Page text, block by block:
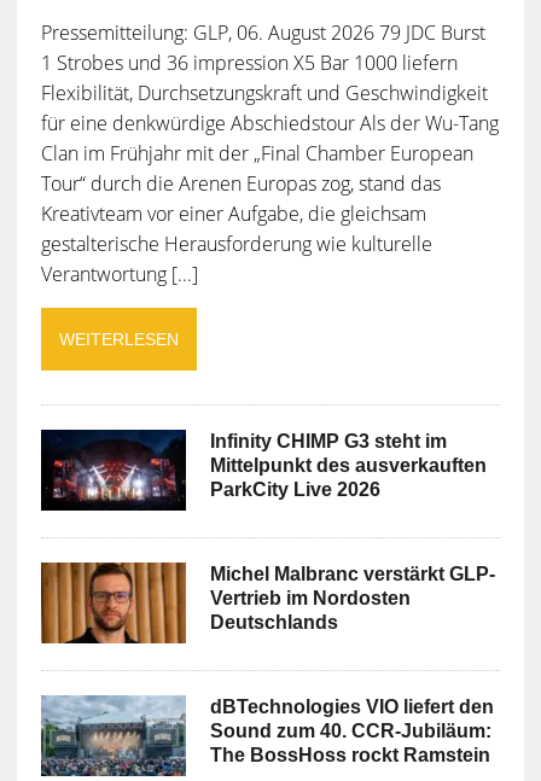
Pressemitteilung: GLP, 06. August 2026 79 JDC Burst
1 Strobes und 36 impression X5 Bar 1000 liefern
Flexibilität, Durchsetzungskraft und Geschwindigkeit
für eine denkwürdige Abschiedstour Als der Wu-Tang
Clan im Frühjahr mit der „Final Chamber European
Tour“ durch die Arenen Europas zog, stand das
Kreativteam vor einer Aufgabe, die gleichsam
gestalterische Herausforderung wie kulturelle
Verantwortung [...]
WEITERLESEN
Infinity CHIMP G3 steht im
Mittelpunkt des ausverkauften
ParkCity Live 2026
Michel Malbranc verstärkt GLP-
Vertrieb im Nordosten
Deutschlands
dBTechnologies VIO liefert den
Sound zum 40. CCR-Jubiläum:
The BossHoss rockt Ramstein